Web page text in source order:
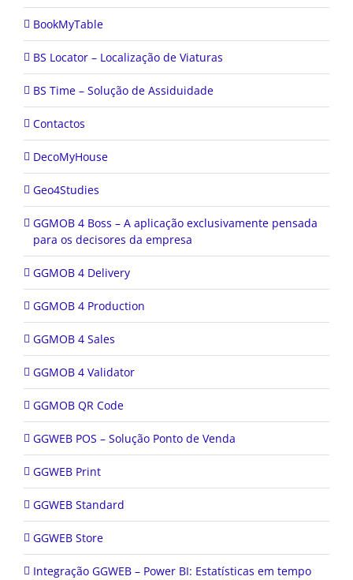
BookMyTable
BS Locator – Localização de Viaturas
BS Time – Solução de Assiduidade
Contactos
DecoMyHouse
Geo4Studies
GGMOB 4 Boss – A aplicação exclusivamente pensada
para os decisores da empresa
GGMOB 4 Delivery
GGMOB 4 Production
GGMOB 4 Sales
GGMOB 4 Validator
GGMOB QR Code
GGWEB POS – Solução Ponto de Venda
GGWEB Print
GGWEB Standard
GGWEB Store
Integração GGWEB – Power BI: Estatísticas em tempo
real